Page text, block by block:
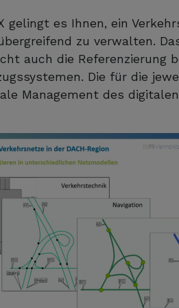
gelingt es Ihnen, ein
zu verwalten.
auch die Referenzierung
Die für die
Management des